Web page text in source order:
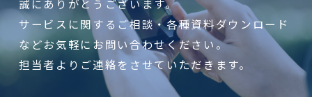
誠にありがとうございます。
サービスに関するご相談・各種資料ダウンロード
などお気軽にお問い合わせください。
担当者よりご連絡をさせていただきます。